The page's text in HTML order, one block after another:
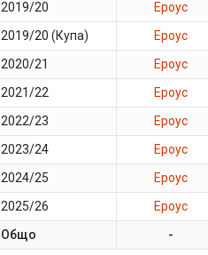
2019/20
Ероус
2019/20 (Купа)
Ероус
2020/21
Ероус
2021/22
Ероус
2022/23
Ероус
2023/24
Ероус
2024/25
Ероус
2025/26
Ероус
Общо
-